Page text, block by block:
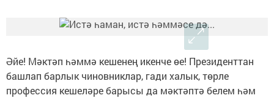
Әйе! Мәктәп һәммә кешенең икенче өе! Президенттан
башлап барлык чиновниклар, гади халык, төрле
профессия кешеләре барысы да мәктәптә белем һәм